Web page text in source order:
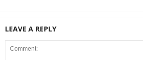
LEAVE A REPLY